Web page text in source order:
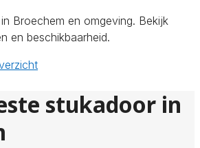
Broechem en omgeving. Bekijk
en beschikbaarheid.
stukadoor in